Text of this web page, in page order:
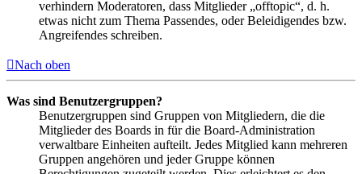
verhindern Moderatoren, dass Mitglieder „offtopic“, d. h.
etwas nicht zum Thema Passendes, oder Beleidigendes bzw.
Angreifendes schreiben.
Nach oben
Was sind Benutzergruppen?
Benutzergruppen sind Gruppen von Mitgliedern, die die
Mitglieder des Boards in für die Board-Administration
verwaltbare Einheiten aufteilt. Jedes Mitglied kann mehreren
Gruppen angehören und jeder Gruppe können